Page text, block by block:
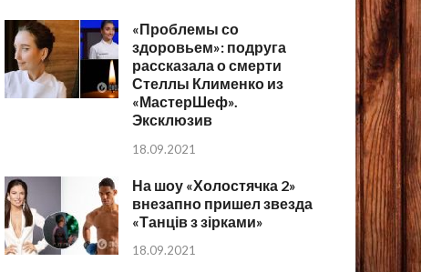
«Проблемы со
здоровьем»: подруга
рассказала о смерти
Стеллы Клименко из
«МастерШеф».
Эксклюзив
18.09.2021
На шоу «Холостячка 2»
внезапно пришел звезда
«Танців з зірками»
18.09.2021